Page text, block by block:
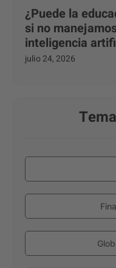
¿Puede la
si no
inteligencia
julio 24, 2026